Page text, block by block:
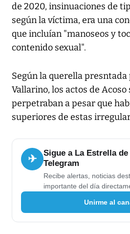
de 2020, insinuaciones de
según la víctima, era una
que incluían "manoseos y
contenido sexual".
Según la querella
Vallarino, los actos de Acoso
perpetraban a pesar que
superiores de estas
✈
Sigue a La Estrella de
Telegram
Recibe alertas, noticias
importante del día
Unirme al